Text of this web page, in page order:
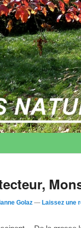
Golaz — Laissez une